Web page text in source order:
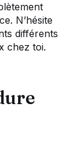
N’hésite
différents
chez toi.